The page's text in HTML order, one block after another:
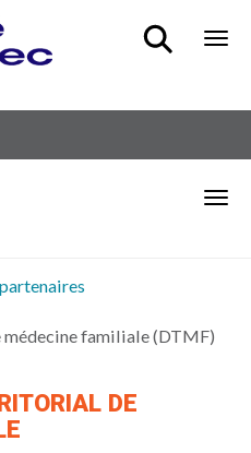
familiale (DTMF)
DE